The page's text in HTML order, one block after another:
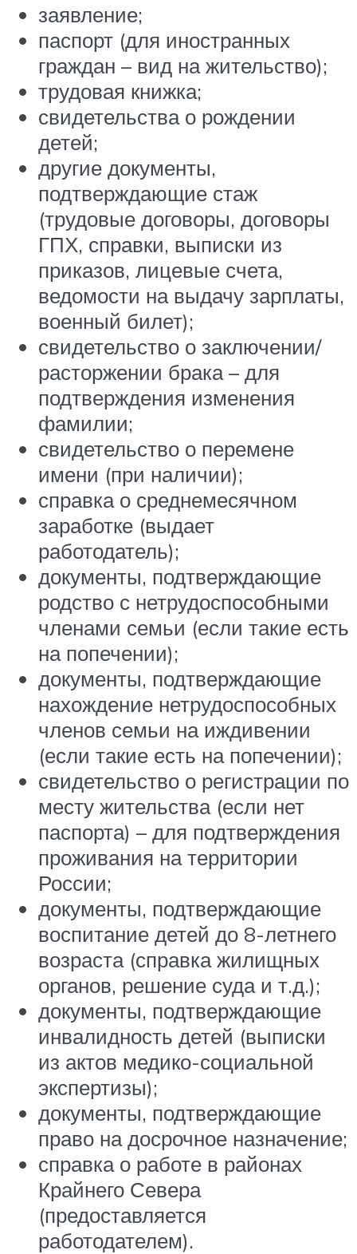
заявление;
паспорт (для иностранных
граждан – вид на жительство);
трудовая книжка;
свидетельства о рождении
детей;
другие документы,
подтверждающие стаж
(трудовые договоры, договоры
ГПХ, справки, выписки из
приказов, лицевые счета,
ведомости на выдачу зарплаты,
военный билет);
свидетельство о заключении/
расторжении брака – для
подтверждения изменения
фамилии;
свидетельство о перемене
имени (при наличии);
справка о среднемесячном
заработке (выдает
работодатель);
документы, подтверждающие
родство с нетрудоспособными
членами семьи (если такие есть
на попечении);
документы, подтверждающие
нахождение нетрудоспособных
членов семьи на иждивении
(если такие есть на попечении);
свидетельство о регистрации по
месту жительства (если нет
паспорта) – для подтверждения
проживания на территории
России;
документы, подтверждающие
воспитание детей до 8-летнего
возраста (справка жилищных
органов, решение суда и т.д.);
документы, подтверждающие
инвалидность детей (выписки
из актов медико-социальной
экспертизы);
документы, подтверждающие
право на досрочное назначение;
справка о работе в районах
Крайнего Севера
(предоставляется
работодателем).